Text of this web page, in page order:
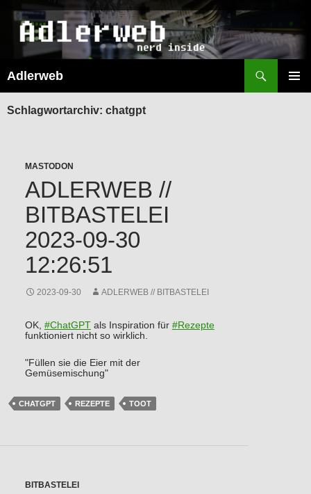
Adlerweb
SPRINGEN
Schlagwortarchiv: chatgpt
MASTODON
ADLERWEB //
BITBASTELEI
2023-09-30
12:26:51
2023-09-30 ADLERWEB // BITBASTELEI
OK, #ChatGPTals Inspiration für #Rezepte
funktioniert nicht so wirklich.
"Füllen sie die Eier mit der
Gemüsemischung"
CHATGPT REZEPTE TOOT
BITBASTELEI